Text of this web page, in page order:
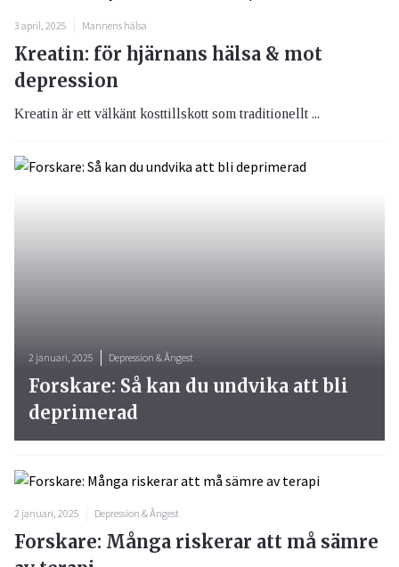
3 april, 2025 Mannens hälsa
Kreatin: för hjärnans hälsa & mot
depression
Kreatin är ett välkänt kosttillskott som traditionellt ...
2 januari, 2025 Depression & Ångest
Forskare: Så kan du undvika att bli
deprimerad
2 januari, 2025 Depression & Ångest
Forskare: Många riskerar att må sämre